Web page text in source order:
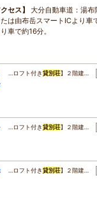
セス
大分自動車道：湯
は由布岳スマートICより車
車で約16分。
…ロフト付き貸別荘】２階建…
…ロフト付き貸別荘】２階建…
…ロフト付き貸別荘】２階建…